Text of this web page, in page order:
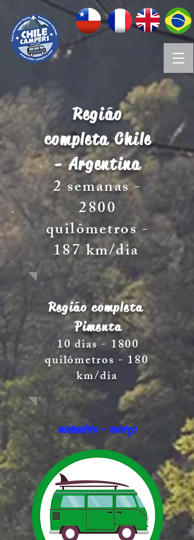
Região
completa Chile
- Argentina
2 semanas -
2800
quilômetros -
187 km/dia
Região completa
Pimenta
10 dias - 1800
quilômetros - 180
km/dia
novembro - março